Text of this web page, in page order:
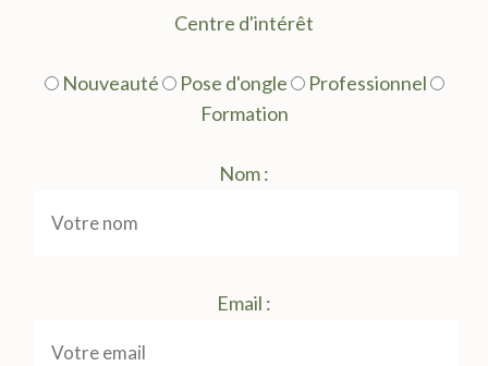
Centre d'intérêt
Nouveauté Pose d'ongle
Professionnel
Formation
Nom :
Email :